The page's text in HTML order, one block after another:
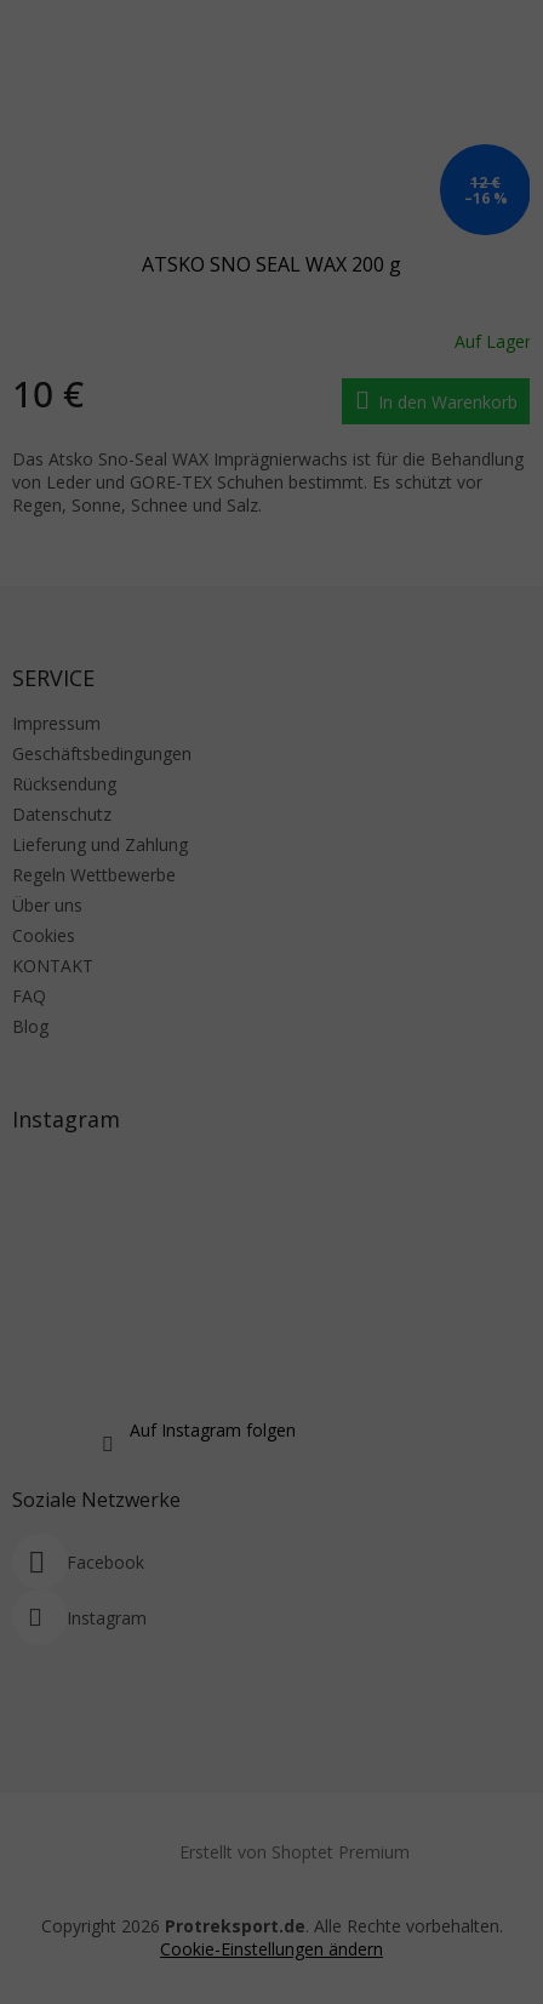
12 €
–16 %
ATSKO SNO SEAL WAX 200 g
Auf Lager
10 € In den Warenkorb
Das Atsko Sno-Seal WAX Imprägnierwachs ist für die Behandlung
von Leder und GORE-TEX Schuhen bestimmt. Es schützt vor
Regen, Sonne, Schnee und Salz.
SERVICE
Impressum
Geschäftsbedingungen
Rücksendung
Datenschutz
Lieferung und Zahlung
Regeln Wettbewerbe
Über uns
Cookies
KONTAKT
FAQ
Blog
Instagram
Auf Instagram folgen
Soziale Netzwerke
Facebook
Instagram
Erstellt von Shoptet Premium
Copyright 2026 Protreksport.de. Alle Rechte vorbehalten.
Cookie-Einstellungen ändern